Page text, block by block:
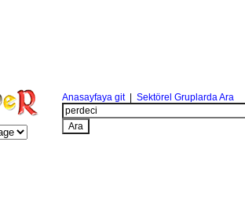
Anasayfaya git| Sektörel Gruplarda Ara